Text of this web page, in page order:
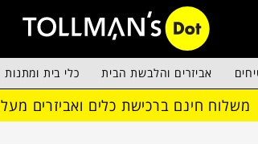
אביזרים והלבשת הבית כלי בית ומתנות
משלוח חינם ברכישת כלים ואביזרים מעל